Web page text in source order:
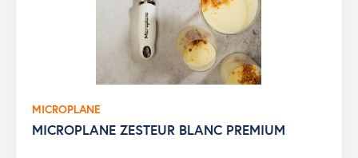
MICROPLANE
MICROPLANE ZESTEUR BLANC PREMIUM